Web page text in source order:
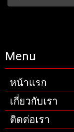
Menu
หน้าแรก
เกี่ยวกับเรา
ติดต่อเรา